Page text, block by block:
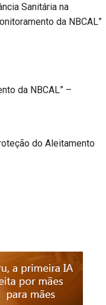
Sanitária na
da NBCAL”
da NBCAL” –
do Aleitamento